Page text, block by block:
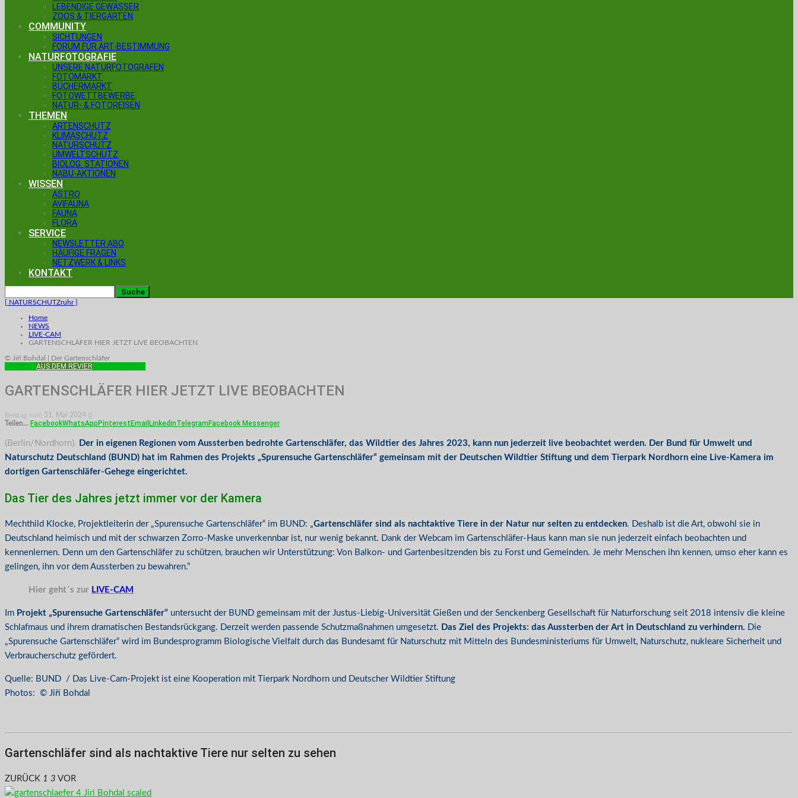
LEBENDIGE GEWÄSSER
ZOOS & TIERGÄRTEN
COMMUNITY
SICHTUNGEN
FORUM FÜR ART-BESTIMMUNG
NATURFOTOGRAFIE
UNSERE NATURFOTOGRAFEN
FOTOMARKT
BÜCHERMARKT
FOTOWETTBEWERBE
NATUR- & FOTOREISEN
THEMEN
ARTENSCHUTZ
KLIMASCHUTZ
NATURSCHUTZ
UMWELTSCHUTZ
BIOLOG. STATIONEN
NABU-AKTIONEN
WISSEN
ASTRO
AVIFAUNA
FAUNA
FLORA
SERVICE
NEWSLETTER ABO
HÄUFIGE FRAGEN
NETZWERK & LINKS
KONTAKT
[ NATURSCHUTZruhr ]
Home
NEWS
LIVE-CAM
GARTENSCHLÄFER HIER JETZT LIVE BEOBACHTEN
© Jiří Bohdal | Der Gartenschläfer
AUS DEM REVIER
GARTENSCHLÄFER HIER JETZT LIVE BEOBACHTEN
Beitrag vom 31. Mai 2024 0
Teilen... FacebookWhatsAppPinterestEmail LinkedinTelegramFacebook Messenger
(Berlin/Nordhorn). Der in eigenen Regionen vom Aussterben bedrohte Gartenschläfer, das Wildtier des Jahres 2023, kann nun jederzeit live beobachtet werden. Der Bund für Umwelt und
Naturschutz Deutschland (BUND) hat im Rahmen des Projekts „Spurensuche Gartenschläfer“ gemeinsam mit der Deutschen Wildtier Stiftung und dem Tierpark Nordhorn eine Live-Kamera im
dortigen Gartenschläfer-Gehege eingerichtet.
Das Tier des Jahres jetzt immer vor der Kamera
Mechthild Klocke, Projektleiterin der „Spurensuche Gartenschläfer“ im BUND: „Gartenschläfer sind als nachtaktive Tiere in der Natur nur selten zu entdecken. Deshalb ist die Art, obwohl sie in
Deutschland heimisch und mit der schwarzen Zorro-Maske unverkennbar ist, nur wenig bekannt. Dank der Webcam im Gartenschläfer-Haus kann man sie nun jederzeit einfach beobachten und
kennenlernen. Denn um den Gartenschläfer zu schützen, brauchen wir Unterstützung: Von Balkon- und Gartenbesitzenden bis zu Forst und Gemeinden. Je mehr Menschen ihn kennen, umso eher kann es
gelingen, ihn vor dem Aussterben zu bewahren.“
Hier geht´s zur LIVE-CAM
Im Projekt „Spurensuche Gartenschläfer“ untersucht der BUND gemeinsam mit der Justus-Liebig-Universität Gießen und der Senckenberg Gesellschaft für Naturforschung seit 2018 intensiv die kleine
Schlafmaus und ihrem dramatischen Bestandsrückgang. Derzeit werden passende Schutzmaßnahmen umgesetzt. Das Ziel des Projekts: das Aussterben der Art in Deutschland zu verhindern. Die
„Spurensuche Gartenschläfer“ wird im Bundesprogramm Biologische Vielfalt durch das Bundesamt für Naturschutz mit Mitteln des Bundesministeriums für Umwelt, Naturschutz, nukleare Sicherheit und
Verbraucherschutz gefördert.
Quelle: BUND / Das Live-Cam-Projekt ist eine Kooperation mit Tierpark Nordhorn und Deutscher Wildtier Stiftung
Photos: © Jiří Bohdal
Gartenschläfer sind als nachtaktive Tiere nur selten zu sehen
ZURÜCK 1 3 VOR